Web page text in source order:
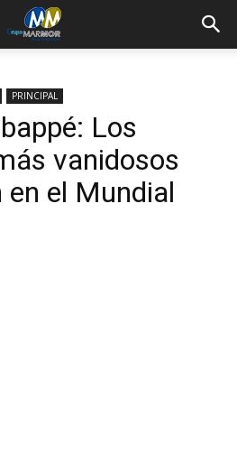
PRINCIPAL
Los
vanidosos
en el Mundial